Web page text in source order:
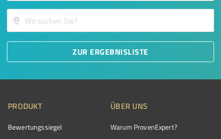
ZUR ERGEBNISLISTE
PRODUKT
Bewertungssiegel
ÜBER UNS
Warum ProvenExpert?